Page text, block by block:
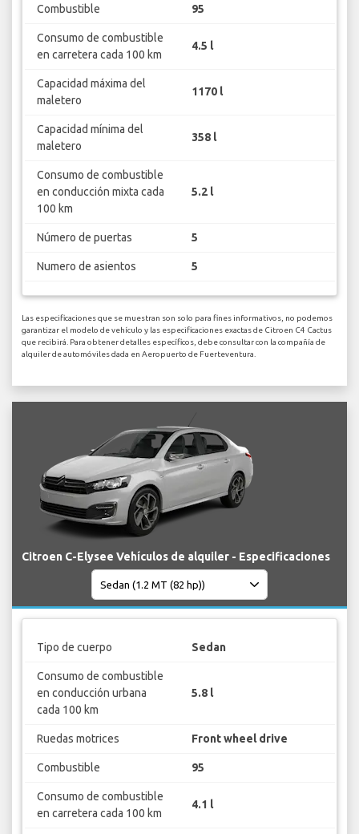
Combustible 95
Consumo de combustible
en carretera cada 100 km
4.5 l
Capacidad máxima del
maletero
1170 l
Capacidad mínima del
maletero
358 l
Consumo de combustible
en conducción mixta cada
100 km
5.2 l
Número de puertas 5
Numero de asientos 5
Las especificaciones que se muestran son solo para fines informativos, no podemos
garantizar el modelo de vehículo y las especificaciones exactas de Citroen C4 Cactus
que recibirá. Para obtener detalles específicos, debe consultar con la compañía de
alquiler de automóviles dada en Aeropuerto de Fuerteventura.
Citroen C-Elysee Vehículos de alquiler - Especificaciones
Tipo de cuerpo Sedan
Consumo de combustible
en conducción urbana
cada 100 km
5.8 l
Ruedas motrices Front wheel drive
Combustible 95
Consumo de combustible
en carretera cada 100 km
4.1 l